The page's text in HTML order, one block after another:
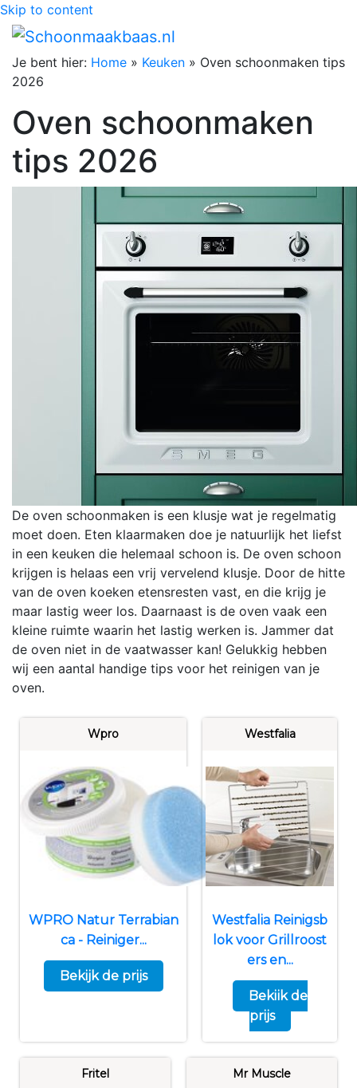
Skip to content
Je bent hier: Home » Keuken » Oven schoonmaken tips
2026
Oven schoonmaken
tips 2026
De oven schoonmaken is een klusje wat je regelmatig
moet doen. Eten klaarmaken doe je natuurlijk het liefst
in een keuken die helemaal schoon is. De oven schoon
krijgen is helaas een vrij vervelend klusje. Door de hitte
van de oven koeken etensresten vast, en die krijg je
maar lastig weer los. Daarnaast is de oven vaak een
kleine ruimte waarin het lastig werken is. Jammer dat
de oven niet in de vaatwasser kan! Gelukkig hebben
wij een aantal handige tips voor het reinigen van je
oven.
Wpro
WPRO Natur Terrabian
ca - Reiniger...
Bekijk de prijs
Westfalia
Westfalia Reinigsb
lok voor Grillroost
ers en...
Bekijk de
prijs
Fritel Mr Muscle